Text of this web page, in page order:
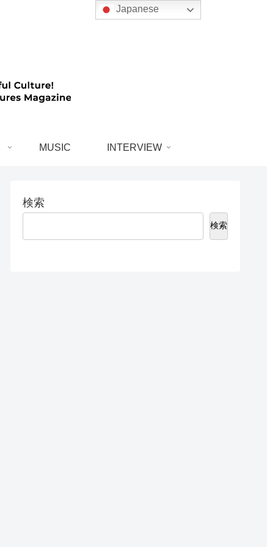
MUSIC INTERVIEW
検索
検索
Japanese